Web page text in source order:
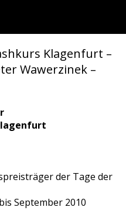
Klagenfurt –
Wawerzinek –
der Tage der
September 2010